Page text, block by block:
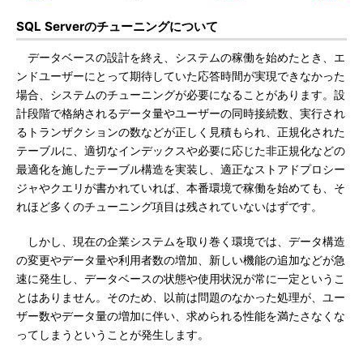
SQL Serverのチューニングについて
データベースの設計を終え、システムの稼働を始めたとき、エ
ンドユーザーにとって期待していた応答時間が実現できなかった
場合、システムのチューニングが必要になることがあります。設
計段階で格納されるデータ量やユーザーの同時接続数、実行され
るトランザクションの数などが正しく見積もられ、正規化された
テーブルに、適切なインデックスや必要に応じた非正規化などの
最適化を施したテーブル構造を実装し、適正なストアドプロシー
ジャやクエリが書かれていれば、本番環境で稼働を始めても、そ
れほど多くのチューニング項目は残されていないはずです。
しかし、現在の企業システムを取り巻く環境では、データ構造
の変更やデータ量や利用者数の増加、新しい機能の追加などが急
速に発生し、データベースの状態や使用状況が常に一定というこ
とはありません。そのため、以前は問題のなかった処理が、ユー
ザー数やデータ量の増加に伴い、求められる性能を満たさなくな
ってしまうということが発生します。